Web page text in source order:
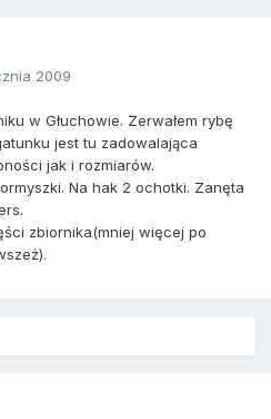
2009
w Głuchowie. Zerwałem rybę
jest tu zadowalająca
jak i rozmiarów.
Na hak 2 ochotki. Zanęta
zbiornika(mniej więcej po